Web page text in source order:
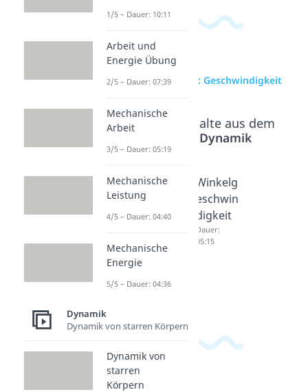
zur Videoseite: Geschwindigkeit
Beliebte Inhalte aus dem
Dynamik
Geschw
indigkei
t
en
Dauer:
Durchsc
schwind
berechn
Dauer:
Winkelg
eschwin
digkeit
Dauer:
05:15
1/5 – Dauer: 10:11
Arbeit und
Energie Übung
2/5 – Dauer: 07:39
Mechanische
Arbeit
3/5 – Dauer: 05:19
Mechanische
Leistung
4/5 – Dauer: 04:40
Mechanische
Energie
5/5 – Dauer: 04:36
Dynamik
Dynamik von starren Körpern
Dynamik von
starren
Körpern